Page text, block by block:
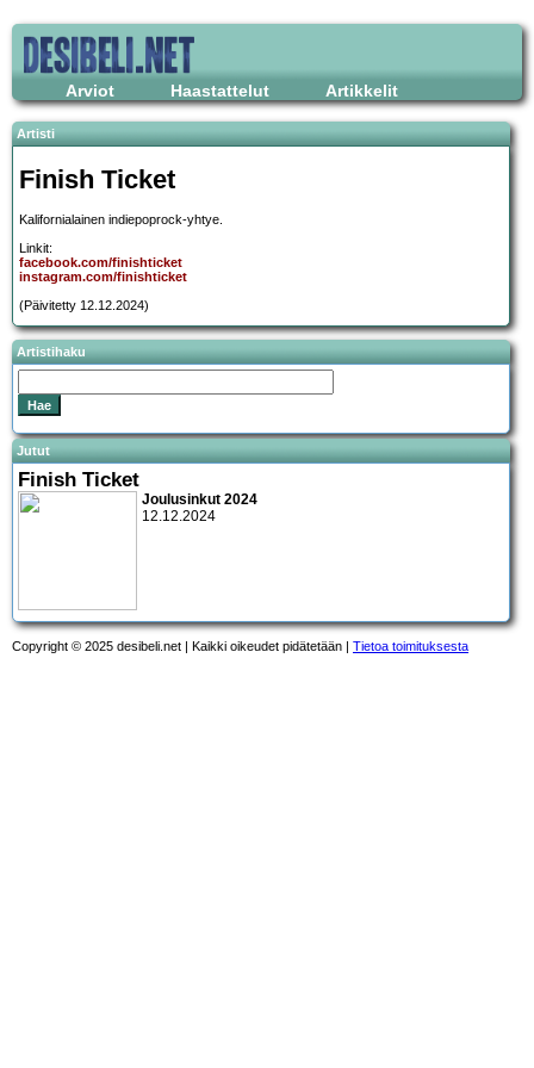
Arviot Haastattelut Artikkelit
Artisti
Finish Ticket
Kalifornialainen indiepoprock-yhtye.
Linkit:
facebook.com/finishticket
instagram.com/finishticket
(Päivitetty 12.12.2024)
Artistihaku
Jutut
Finish Ticket
Joulusinkut 2024
12.12.2024
Copyright © 2025 desibeli.net | Kaikki oikeudet pidätetään | Tietoa toimituksesta